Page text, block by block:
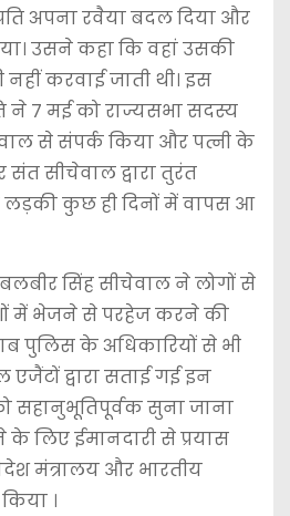
अपना रवैया बदल दिया और
उसने कहा कि वहां उसकी
करवाई जाती थी। इस
ने 7 मई को राज्यसभा सदस्य
से संपर्क किया और पत्नी के
संत सीचेवाल द्वारा तुरंत
लड़की कुछ ही दिनों में वापस आ
सिंह सीचेवाल ने लोगों से
में भेजने से परहेज करने की
पुलिस के अधिकारियों से भी
द्वारा सताई गई इन
सहानुभूतिपूर्वक सुना जाना
लिए ईमानदारी से प्रयास
मंत्रालय और भारतीय
।